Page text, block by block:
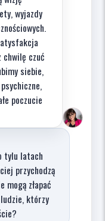
wyjazdy
chwilę czuć
siebie,
poczucie
tylu latach
przychodzą
mogą złapać
którzy